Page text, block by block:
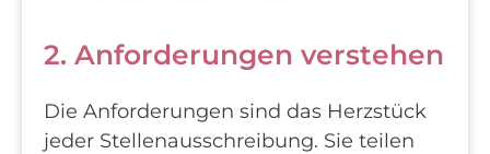
2. Anforderungen verstehen
Die Anforderungen sind das Herzstück
jeder Stellenausschreibung. Sie teilen